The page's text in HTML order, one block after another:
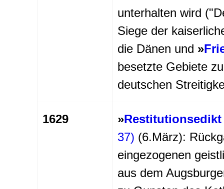
unterhalten wird
Siege der
die Dänen und »
besetzte Gebiete
deutschen
1629 »Restitutionsedikt
37) (6.März):
eingezogenen
aus dem